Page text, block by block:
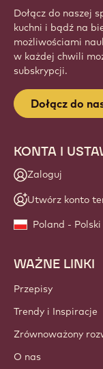
Dołącz do naszej
kuchni i bądź na
możliwościami
w każdej chwili
subskrypcji.
Dołącz do
KONTA I
Zaloguj
Utwórz konto
Poland - Polski
Footer
Callebaut
WAŻNE LINKI
Przepisy
Trendy i Inspiracje
Zrównoważony
O nas